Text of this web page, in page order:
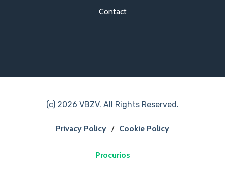
Contact
(c) 2026 VBZV. All Rights Reserved.
Privacy Policy / Cookie Policy
Procurios